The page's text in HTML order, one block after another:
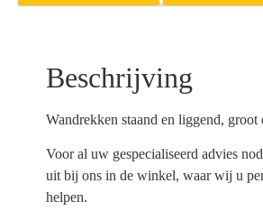
Beschrijving
Wandrekken staand en liggend, groot
Voor al uw gespecialiseerd advies
uit bij ons in de winkel, waar wij u
helpen.